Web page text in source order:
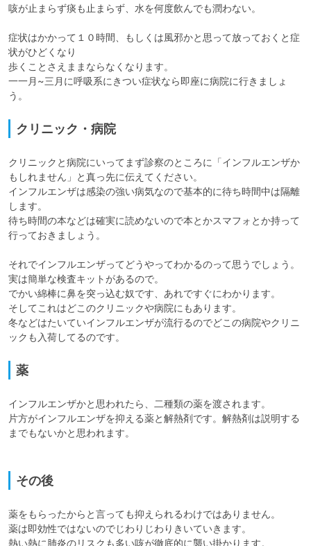
咳が止まらず痰も止まらず、水を何度飲んでも潤わない。
症状はかかって１０時間、もしくは風邪かと思って放っておくと症
状がひどくなり
歩くことさえままならなくなります。
一一月~三月に呼吸系にきつい症状なら即座に病院に行きましょ
う。
クリニック・病院
クリニックと病院にいってまず診察のところに「インフルエンザか
もしれません」と真っ先に伝えてください。
インフルエンザは感染の強い病気なので基本的に待ち時間中は隔離
します。
待ち時間の本などは確実に読めないので本とかスマフォとか持って
行っておきましょう。
それでインフルエンザってどうやってわかるのって思うでしょう。
実は簡単な検査キットがあるので。
でかい綿棒に鼻を突っ込む奴です、あれですぐにわかります。
そしてこれはどこのクリニックや病院にもあります。
冬などはたいていインフルエンザが流行るのでどこの病院やクリニ
薬
インフルエンザかと思われたら、二種類の薬を渡されます。
片方がインフルエンザを抑える薬と解熱剤です。解熱剤は説明する
までもないかと思われます。
その後
薬をもらったからと言っても抑えられるわけではありません。
薬は即効性ではないのでじわりじわりきいていきます。